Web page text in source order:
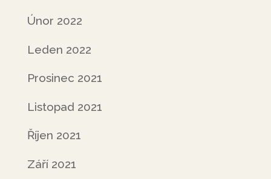
Únor 2022
Leden 2022
Prosinec 2021
Listopad 2021
Říjen 2021
Září 2021